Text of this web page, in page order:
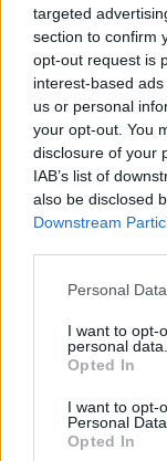
targeted
section to confirm
opt-out request is
interest-based
us or personal
your opt-out. You
disclosure of your
IAB’s list of
also be disclosed
Downstream
Personal
I want to opt-
personal data.
Opted In
I want to opt-
Personal Data.
Opted In
ALTRE